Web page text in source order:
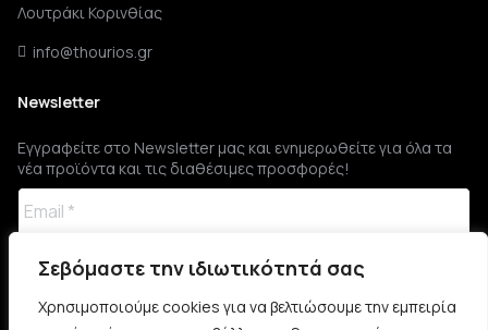
Σεβόμαστε την ιδιωτικότητά σας
Χρησιμοποιούμε cookies για να βελτιώσουμε την εμπειρία
Λουτράκι Κορινθίας
info@thourios.gr
Newsletter
Εγγραφείτε στο Newsletter μας και ενημερωθείτε για όλα τα
νέα προϊόντα και τις διαθέσιμες προσφορές!